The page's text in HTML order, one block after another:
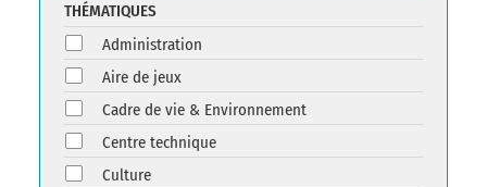
THÉMATIQUES
Administration
Aire de jeux
Cadre de vie & Environnement
Centre technique
Culture